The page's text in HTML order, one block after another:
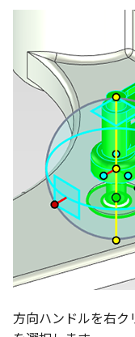
方向ハンドルを右